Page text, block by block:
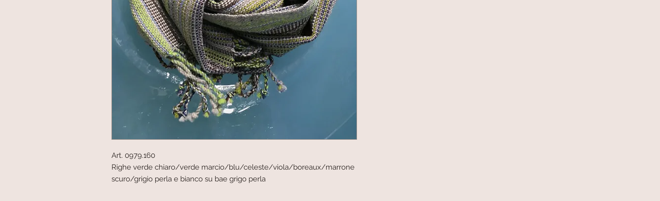
Art. 0979.160
Righe verde chiaro/verde marcio/blu/celeste/viola/boreaux/marrone
scuro/grigio perla e bianco su bae grigo perla